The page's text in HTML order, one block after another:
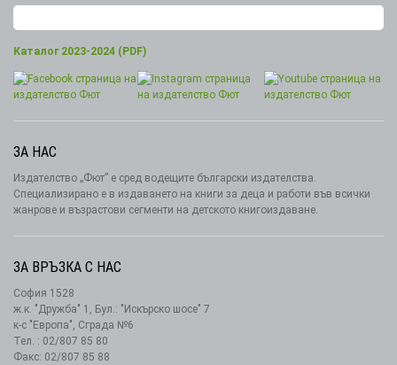
Каталог 2023-2024 (PDF)
ЗА НАС
Издателство „Фют” е сред водещите български издателства.
Специализирано е в издаването на книги за деца и работи във всички
жанрове и възрастови сегменти на детското книгоиздаване.
ЗА ВРЪЗКА С НАС
София 1528
ж.к. "Дружба" 1, Бул.: "Искърско шосе" 7
к-с "Европа", Сграда №6
Тел. : 02/807 85 80
Факс: 02/807 85 88